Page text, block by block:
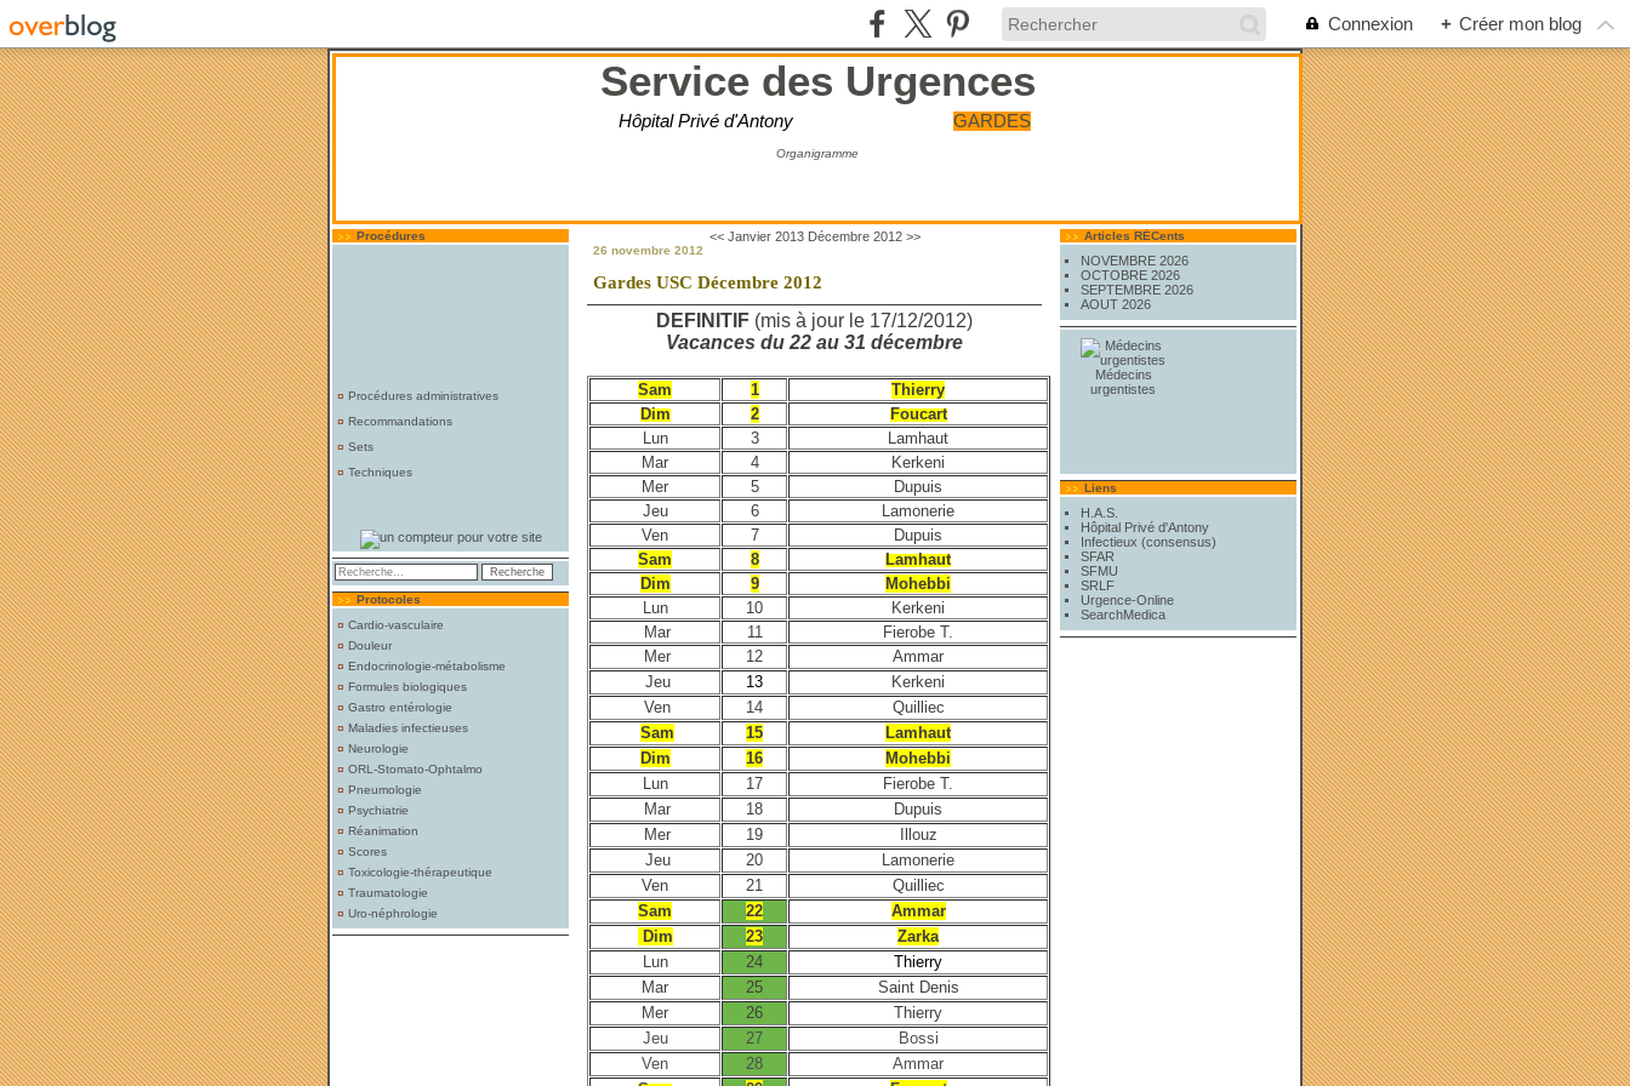
Connexion + Créer mon blog
Service des Urgences
Hôpital Privé d'Antony GARDES
Organigramme
Procédures
¤ Procédures administratives
¤ Recommandations
¤ Sets
¤ Techniques
Protocoles
¤ Cardio-vasculaire
¤ Douleur
¤ Endocrinologie-métabolisme
¤ Formules biologiques
¤ Gastro entérologie
¤ Maladies infectieuses
¤ Neurologie
¤ ORL-Stomato-Ophtalmo
¤ Pneumologie
¤ Psychiatrie
¤ Réanimation
¤ Scores
¤ Toxicologie-thérapeutique
¤ Traumatologie
¤ Uro-néphrologie
<< Janvier 2013 Décembre 2012 >>
26 novembre 2012
Gardes USC Décembre 2012
DEFINITIF (mis à jour le 17/12/2012)
Vacances du 22 au 31 décembre
Sam 1
Thierry
Dim
2
Foucart
Lun
3
Lamhaut
Mar
4
Kerkeni
Mer
5
Dupuis
Jeu
6
Lamonerie
Ven
7
Dupuis
Sam
8
Lamhaut
Dim
9
Mohebbi
Lun
10
Kerkeni
Mar
11
Fierobe T.
Mer
12
Ammar
Jeu
13
Kerkeni
Ven
14
Quilliec
Sam
15
Lamhaut
Dim
16
Mohebbi
Lun
17
Fierobe T.
Mar
18
Dupuis
Mer
19
Illouz
Jeu
20
Lamonerie
Ven
21
Quilliec
Sam
22
Ammar
Dim
23
Zarka
Lun
24
Thierry
Mar
25
Saint Denis
Mer
26
Thierry
Jeu
27
Bossi
Ven
28
Ammar
Articles RÉCents
NOVEMBRE 2026
OCTOBRE 2026
SEPTEMBRE 2026
AOUT 2026
Médecins
urgentistes
Liens
H.A.S.
Hôpital Privé d'Antony
Infectieux (consensus)
SFAR
SFMU
SRLF
Urgence-Online
SearchMedica